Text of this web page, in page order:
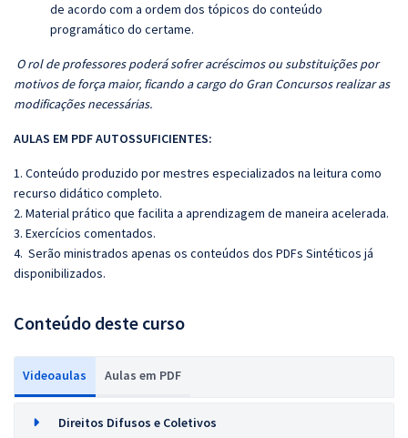
de acordo com a ordem dos tópicos do conteúdo
programático do certame.
O rol de professores poderá sofrer acréscimos ou substituições por
motivos de força maior, ficando a cargo do Gran Concursos realizar as
modificações necessárias.
AULAS EM PDF AUTOSSUFICIENTES:
1. Conteúdo produzido por mestres especializados na leitura como
recurso didático completo.
2. Material prático que facilita a aprendizagem de maneira acelerada.
3. Exercícios comentados.
4. Serão ministrados apenas os conteúdos dos PDFs Sintéticos já
disponibilizados.
Conteúdo deste curso
Videoaulas Aulas em PDF
Direitos Difusos e Coletivos